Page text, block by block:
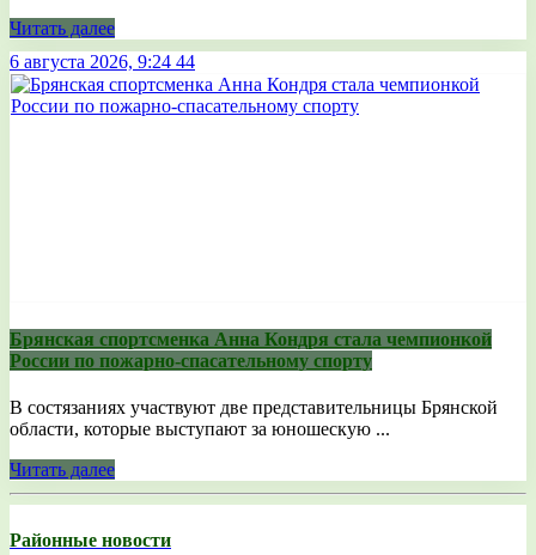
Читать далее
6 августа 2026, 9:24 44
Брянская спортсменка Анна Кондря стала чемпионкой
России по пожарно-спасательному спорту
В состязаниях участвуют две представительницы Брянской
области, которые выступают за юношескую ...
Читать далее
Районные новости